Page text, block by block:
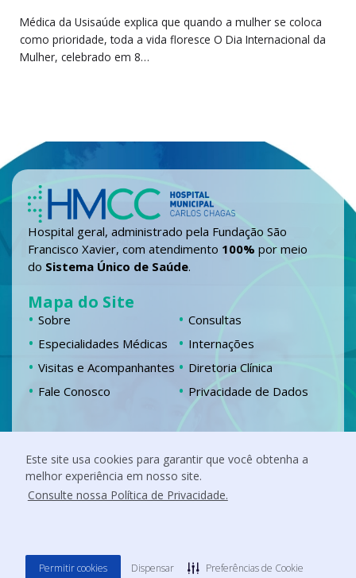
Este site usa cookies para garantir que você obtenha a
melhor experiência em nosso site.
Consulte nossa Política de Privacidade.
Permitir cookies Dispensar Preferências de Cookie
Médica da Usisaúde explica que quando a mulher se coloca
como prioridade, toda a vida floresce O Dia Internacional da
Mulher, celebrado em 8…
Hospital geral, administrado pela Fundação São
Francisco Xavier, com atendimento 100% por meio
do Sistema Único de Saúde.
Mapa do Site
Sobre
Consultas
Especialidades Médicas
Internações
Visitas e Acompanhantes
Diretoria Clínica
Fale Conosco
Privacidade de Dados
Chácara Fernando Jardim, 555 Campestre,
Itabira – MG
Siga nossas redes
o
o
g
r
d
i
b